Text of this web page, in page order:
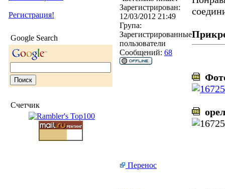
Регистрация!
Google Search
Счетчик
Зарегистрирован:
12/03/2012 21:49
Група:
Зарегистрированные
пользователи
Сообщений: 68
Перенос